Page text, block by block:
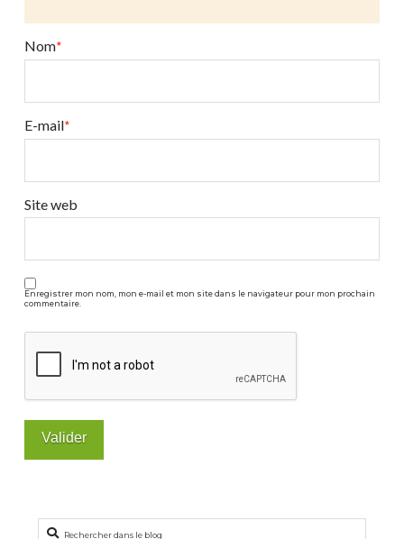
au
Blender03.17.2017
Nom*
E-mail*
Site web
Enregistrer mon nom, mon e-mail et mon site dans le navigateur pour mon prochain
commentaire.
Rechercher